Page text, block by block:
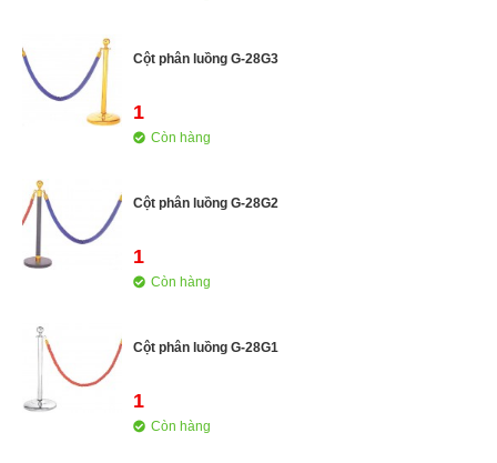
Cột phân luồng G-28G3
1
Còn hàng
Cột phân luồng G-28G2
1
Còn hàng
Cột phân luồng G-28G1
1
Còn hàng